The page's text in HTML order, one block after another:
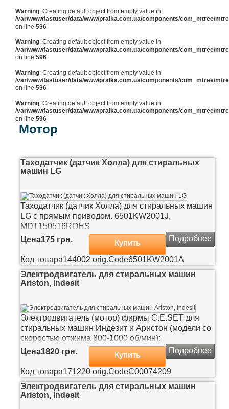
Warning: Creating default object from empty value in
/var/www/fastuser/data/www/pralka.com.ua/components/com_mtree/
on line 596
Warning: Creating default object from empty value in
/var/www/fastuser/data/www/pralka.com.ua/components/com_mtree/
on line 596
Warning: Creating default object from empty value in
/var/www/fastuser/data/www/pralka.com.ua/components/com_mtree/
on line 596
Warning: Creating default object from empty value in
/var/www/fastuser/data/www/pralka.com.ua/components/com_mtree/
on line 596
Мотор
Таходатчик (датчик Холла) для стиральных
машин LG
Таходатчик (датчик Холла) для стиральных машин
LG с прямым приводом. 6501KW2001J,
MDT150516ROHS
Цена175 грн. Подробнее
Купить
Код товара144002 orig.Code6501KW2001A
Электродвигатель для стиральных машин
Ariston, Indesit
Электродвигатель (мотор) фирмы C.E.SET для
стиральных машин Индезит и Аристон (модели со
скоростью отжима 800-1000 об/мин):
Цена1820 грн. Подробнее
Купить
Код товара171220 orig.CodeC00074209
Электродвигатель для стиральных машин
Ariston, Indesit